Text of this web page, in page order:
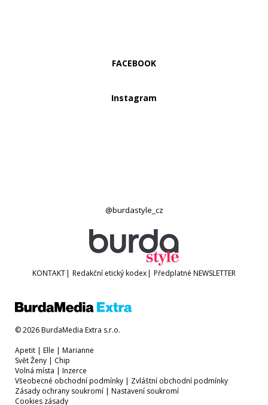
FACEBOOK
Instagram
@burdastyle_cz
KONTAKT| Redakční etický kodex| Předplatné NEWSLETTER
© 2026 BurdaMedia Extra s.r.o.
Apetit | Elle | Marianne
Svět Ženy | Chip
Volná místa | Inzerce
Všeobecné obchodní podmínky | Zvláštní obchodní podmínky
Zásady ochrany soukromí | Nastavení soukromí
Cookies zásady